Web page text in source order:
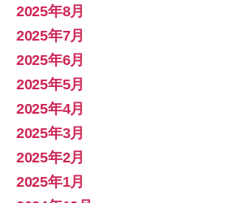
2025年8月
2025年7月
2025年6月
2025年5月
2025年4月
2025年3月
2025年2月
2025年1月